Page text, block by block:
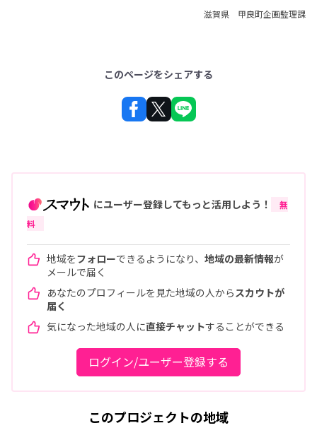
滋賀県 甲良町企画監理課
このページをシェアする
にユーザー登録してもっと活用しよう！
無
料
地域をフォローできるようになり、 地域の最新情報が
メールで届く
あなたのプロフィールを見た地域の人から スカウトが
届く
気になった地域の人に直接チャットすることができる
ログイン/ユーザー登録する
このプロジェクトの地域